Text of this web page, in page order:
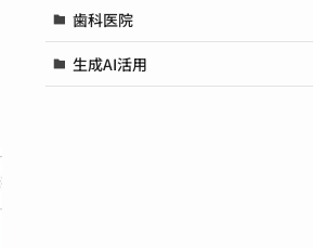
歯科医院
生成AI活用